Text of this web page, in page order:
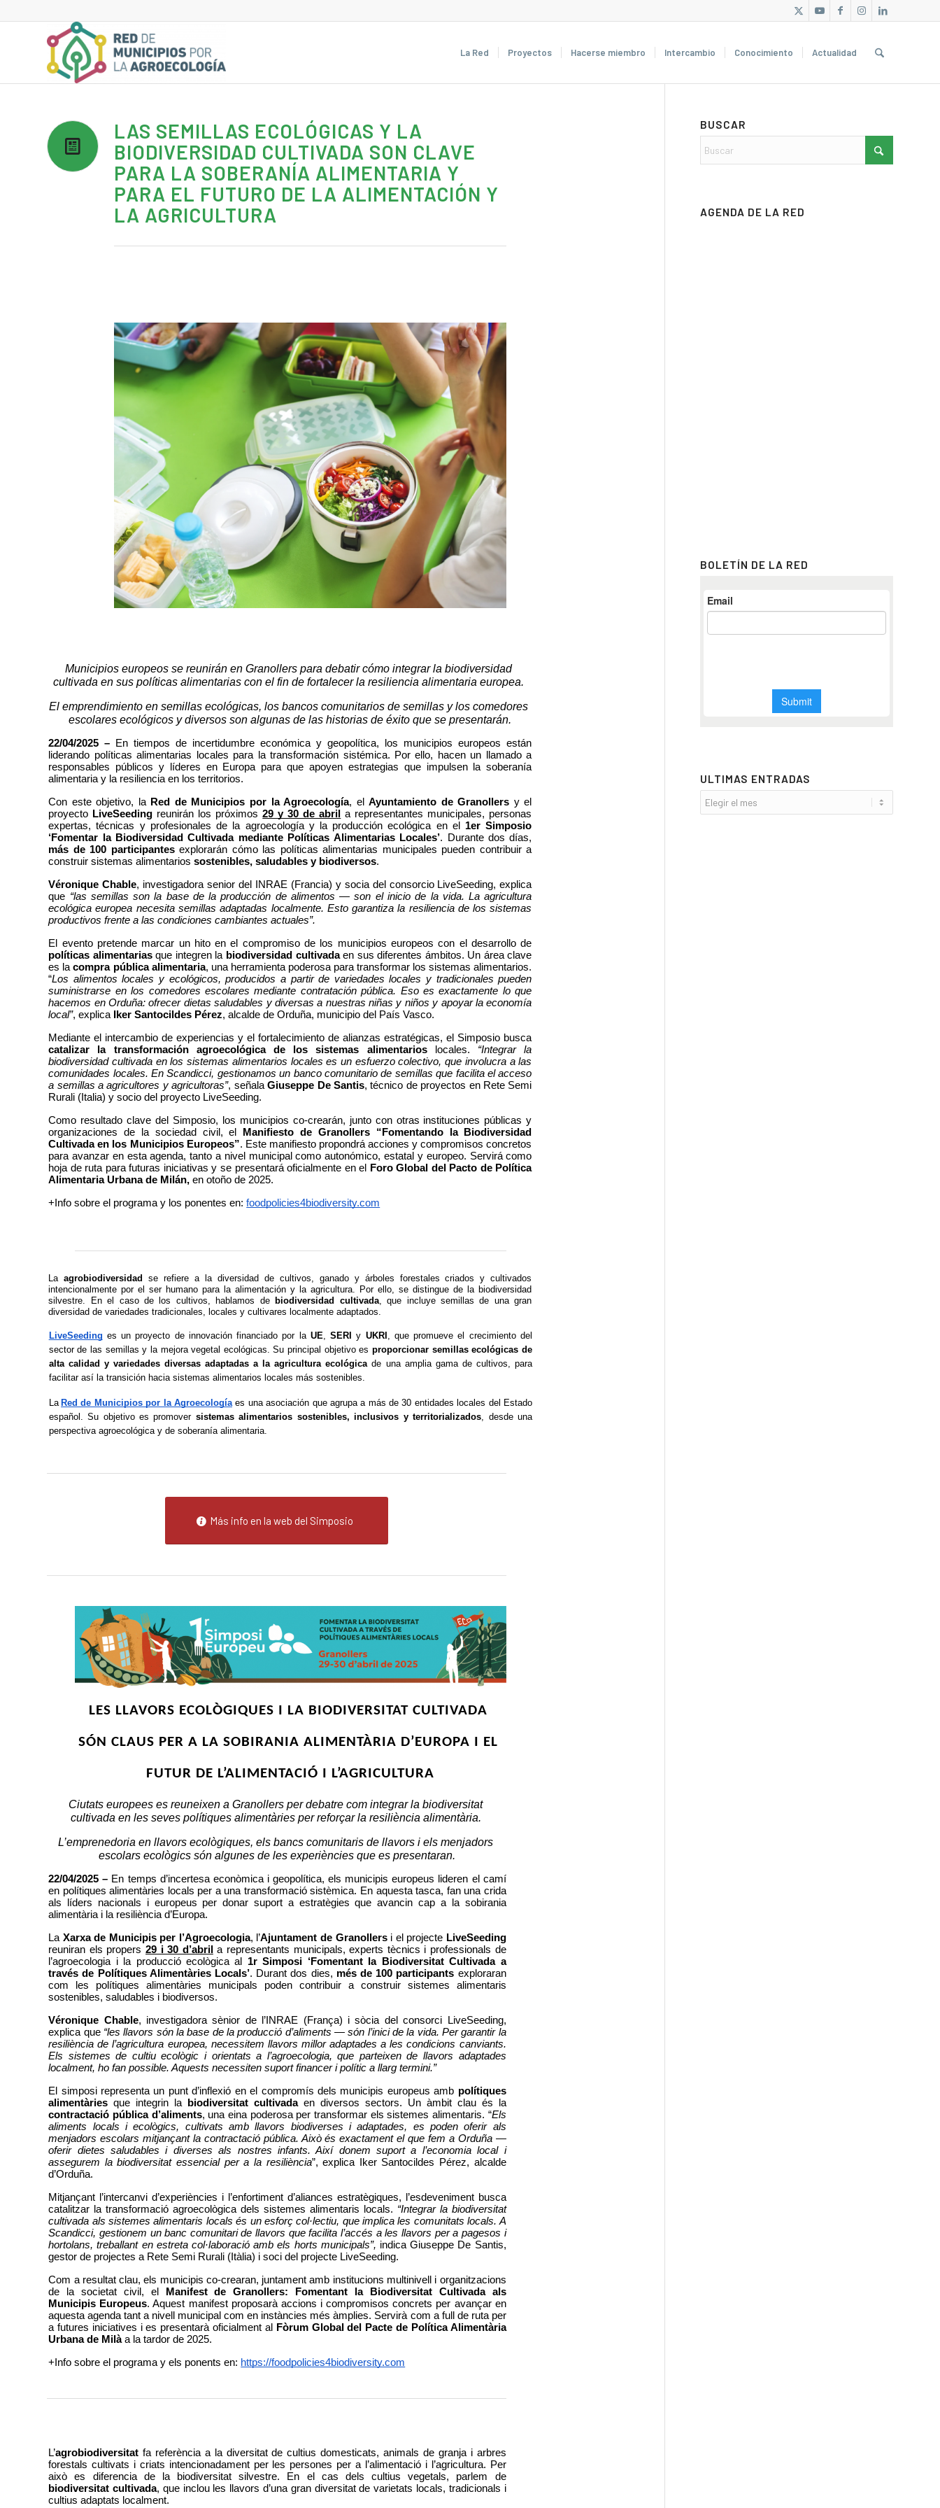
La Red Proyectos Hacerse miembro Intercambio Conocimiento Actualidad
LAS SEMILLAS ECOLÓGICAS Y LA
BIODIVERSIDAD CULTIVADA SON CLAVE
PARA LA SOBERANÍA ALIMENTARIA Y
PARA EL FUTURO DE LA ALIMENTACIÓN Y
LA AGRICULTURA
Municipios europeos se reunirán en Granollers para debatir cómo integrar la biodiversidad
cultivada en sus políticas alimentarias con el fin de fortalecer la resiliencia alimentaria europea.
El emprendimiento en semillas ecológicas, los bancos comunitarios de semillas y los comedores
escolares ecológicos y diversos son algunas de las historias de éxito que se presentarán.
22/04/2025 – En tiempos de incertidumbre económica y geopolítica, los municipios europeos están
liderando políticas alimentarias locales para la transformación sistémica. Por ello, hacen un llamado a
responsables públicos y líderes en Europa para que apoyen estrategias que impulsen la soberanía
alimentaria y la resiliencia en los territorios.
Con este objetivo, la Red de Municipios por la Agroecología, el Ayuntamiento de Granollers y el
proyecto LiveSeeding reunirán los próximos 29 y 30 de abril
a representantes municipales, personas
expertas, técnicas y profesionales de la agroecología y la producción ecológica en el 1er Simposio
‘Fomentar la Biodiversidad Cultivada mediante Políticas Alimentarias Locales’
más de 100 participantes explorarán cómo las políticas alimentarias municipales pueden contribuir a
construir sistemas alimentarios sostenibles, saludables y biodiversos.
Véronique Chable, investigadora senior del INRAE (Francia) y socia del consorcio LiveSeeding, explica
que “las semillas son la base de la producción de alimentos — son el inicio de la vida. La agricultura
ecológica europea necesita semillas adaptadas localmente. Esto garantiza la resiliencia de los sistemas
productivos frente a las condiciones cambiantes actuales”.
políticas alimentarias que integren la biodiversidad cultivada en sus diferentes ámbitos. Un área clave
es la compra pública alimentaria, una herramienta poderosa para transformar los sistemas alimentarios.
“Los alimentos locales y ecológicos, producidos a partir de variedades locales y tradicionales pueden
suministrarse en los comedores escolares mediante contratación pública. Eso es exactamente lo que
hacemos en Orduña: ofrecer dietas saludables y diversas a nuestras niñas y niños y apoyar la economía
local”, explica Iker Santocildes Pérez, alcalde de Orduña, municipio del País Vasco.
catalizar la transformación agroecológica de los sistemas alimentarios locales. “Integrar la
biodiversidad cultivada en los sistemas alimentarios locales es un esfuerzo colectivo, que involucra a las
comunidades locales. En Scandicci, gestionamos un banco comunitario de semillas que facilita el acceso
a semillas a agricultores y agricultoras”, señala Giuseppe De Santis, técnico de proyectos en Rete Semi
Rurali (Italia) y socio del proyecto LiveSeeding.
Como resultado clave del Simposio, los municipios co-crearán, junto con otras instituciones públicas y
organizaciones de la sociedad civil, el
Manifiesto de Granollers “Fomentando la Biodiversidad
Cultivada en los Municipios Europeos”. Este manifiesto propondrá acciones y compromisos concretos
para avanzar en esta agenda, tanto a nivel municipal como autonómico, estatal y europeo. Servirá como
hoja de ruta para futuras iniciativas y se presentará oficialmente en el
Foro Global del Pacto de Política
Alimentaria Urbana de Milán, en otoño de 2025.
+Info sobre el programa y los ponentes en: foodpolicies4biodiversity.com
La agrobiodiversidad
se refiere a la diversidad de cultivos, ganado y árboles forestales criados y cultivados
intencionalmente por el ser humano para la alimentación y la agricultura. Por ello, se distingue de la biodiversidad
silvestre. En el caso de los cultivos, hablamos de biodiversidad cultivada, que incluye semillas de una gran
diversidad de variedades tradicionales, locales y cultivares localmente adaptados.
LiveSeeding es un proyecto de innovación financiado por la UE , SERI y UKRI
, que promueve el crecimiento del
sector de las semillas y la mejora vegetal ecológicas. Su principal objetivo es proporcionar semillas ecológicas de
alta calidad y variedades diversas adaptadas a la agricultura ecológica de una amplia gama de cultivos, para
facilitar así la transición hacia sistemas alimentarios locales más sostenibles.
La Red de Municipios por la Agroecología es una asociación que agrupa a más de 30 entidades locales del Estado
español. Su objetivo es promover sistemas alimentarios sostenibles, inclusivos y territorializados , desde una
perspectiva agroecológica y de soberanía alimentaria.
Más info en la web del Simposio
LES LLAVORS ECOLÒGIQUES I LA BIODIVERSITAT CULTIVADA
SÓN CLAUS PER A LA SOBIRANIA ALIMENTÀRIA D’EUROPA I EL
FUTUR DE L’ALIMENTACIÓ I L’AGRICULTURA
Ciutats europees es reuneixen a Granollers per debatre com integrar la biodiversitat
cultivada en les seves polítiques alimentàries per reforçar la resiliència alimentària.
L’emprenedoria en llavors ecològiques, els bancs comunitaris de llavors i els menjadors
escolars ecològics són algunes de les experiències que es presentaran.
22/04/2025 – En temps d’incertesa econòmica i geopolítica, els municipis europeus lideren el camí
en polítiques alimentàries locals per a una transformació sistèmica. En aquesta tasca, fan una crida
als líders nacionals i europeus per donar suport a estratègies que avancin cap a la sobirania
alimentària i la resiliència d’Europa.
La Xarxa de Municipis per l’Agroecologia, l’Ajuntament de Granollers i el projecte LiveSeeding
reuniran els propers 29 i 30 d’abril a representants municipals, experts tècnics i professionals de
l’agroecologia i la producció ecològica al 1r Simposi ‘Fomentant la Biodiversitat Cultivada a
través de Polítiques Alimentàries Locals’. Durant dos dies, més de 100 participants exploraran
com les polítiques alimentàries municipals poden contribuir a construir sistemes alimentaris
sostenibles, saludables i biodiversos.
Véronique Chable, investigadora sènior de l’INRAE (França) i sòcia del consorci LiveSeeding,
explica que “les llavors són la base de la producció d’aliments — són l’inici de la vida. Per garantir la
resiliència de l’agricultura europea, necessitem llavors millor adaptades a les condicions canviants.
Els sistemes de cultiu ecològic i orientats a l’agroecologia, que parteixen de llavors adaptades
localment, ho fan possible. Aquests necessiten suport financer i polític a llarg termini.”
El simposi representa un punt d’inflexió en el compromís dels municipis europeus amb polítiques
alimentàries que integrin la biodiversitat cultivada
en diversos sectors. Un àmbit clau és la
contractació pública d’aliments, una eina poderosa per transformar els sistemes alimentaris. “Els
aliments locals i ecològics, cultivats amb llavors biodiverses i adaptades, es poden oferir als
menjadors escolars mitjançant la contractació pública. Això és exactament el que fem a Orduña —
oferir dietes saludables i diverses als nostres infants. Així donem suport a l’economia local i
assegurem la biodiversitat essencial per a la resiliència”, explica Iker Santocildes Pérez, alcalde
d’Orduña.
Mitjançant l’intercanvi d’experiències i l’enfortiment d’aliances estratègiques, l’esdeveniment busca
catalitzar la transformació agroecològica dels sistemes alimentaris locals. “Integrar la biodiversitat
cultivada als sistemes alimentaris locals és un esforç col·lectiu, que implica les comunitats locals. A
Scandicci, gestionem un banc comunitari de llavors que facilita l’accés a les llavors per a pagesos i
hortolans, treballant en estreta col·laboració amb els horts municipals”, indica Giuseppe De Santis,
gestor de projectes a Rete Semi Rurali (Itàlia) i soci del projecte LiveSeeding.
Com a resultat clau, els municipis co-crearan, juntament amb institucions multinivell i organitzacions
de la societat civil, el
Manifest de Granollers: Fomentant la Biodiversitat Cultivada als
Municipis Europeus. Aquest manifest proposarà accions i compromisos concrets per avançar en
aquesta agenda tant a nivell municipal com en instàncies més àmplies. Servirà com a full de ruta per
a futures iniciatives i es presentarà oficialment al
Fòrum Global del Pacte de Política Alimentària
Urbana de Milà a la tardor de 2025.
+Info sobre el programa y els ponents en: https://foodpolicies4biodiversity.com
L’agrobiodiversitat fa referència a la diversitat de cultius domesticats, animals de granja i arbres
forestals cultivats i criats intencionadament per les persones per a l’alimentació i l’agricultura. Per
això es diferencia de la biodiversitat silvestre. En el cas dels cultius vegetals, parlem de
biodiversitat cultivada, que inclou les llavors d’una gran diversitat de varietats locals, tradicionals i
cultius adaptats localment.
BUSCAR
AGENDA DE LA RED
BOLETÍN DE LA RED
ULTIMAS ENTRADAS